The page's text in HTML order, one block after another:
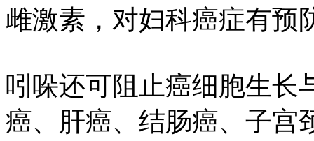
雌激素，对妇科癌症有预
吲哚还可阻止癌细胞生长
癌、肝癌、结肠癌、子宫